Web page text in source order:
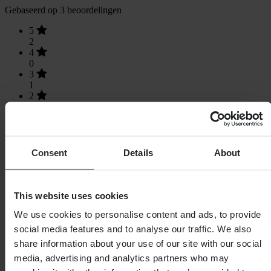
Consent Details About
This website uses cookies
We use cookies to personalise content and ads, to provide
social media features and to analyse our traffic. We also
share information about your use of our site with our social
media, advertising and analytics partners who may
Gebaseerd op 3 beoordelingen
5
2
4
0
3
1
2
Laden...
Algemene Voorwaarden
Privacybeleid
Verzending & levering